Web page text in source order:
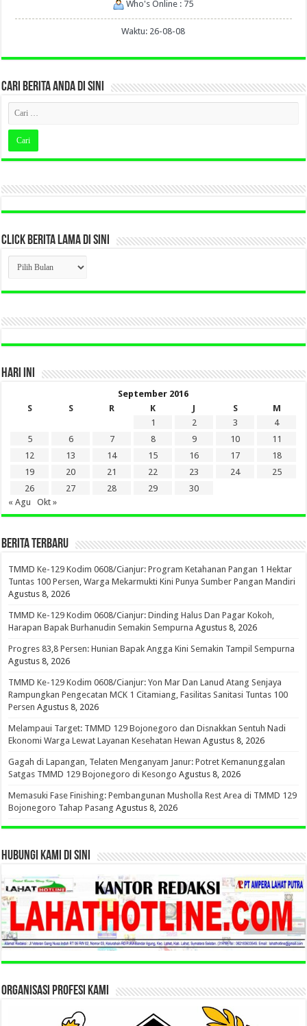
Who's Online : 75
Waktu: 26-08-08
CARI BERITA ANDA DI SINI
CLICK BERITA LAMA DI SINI
CLICK
BERITA
LAMA
DI
HARI INI
September 2016
S
S R K J S
M
1
2 3
4
5
6 7 8 9 10
11
12
13 14 15 16 17
18
19
20 21 22 23 24
25
26
27 28 29
30
« Agu
Okt »
BERITA TERBARU
TMMD Ke-129 Kodim 0608/Cianjur: Program Ketahanan Pangan 1 Hektar
Tuntas 100 Persen, Warga Mekarmukti Kini Punya Sumber Pangan Mandiri
Agustus 8, 2026
TMMD Ke-129 Kodim 0608/Cianjur: Dinding Halus Dan Pagar Kokoh,
Harapan Bapak Burhanudin Semakin Sempurna Agustus 8, 2026
Progres 83,8 Persen: Hunian Bapak Angga Kini Semakin Tampil Sempurna
Agustus 8, 2026
TMMD Ke-129 Kodim 0608/Cianjur: Yon Mar Dan Lanud Atang Senjaya
Rampungkan Pengecatan MCK 1 Citamiang, Fasilitas Sanitasi Tuntas 100
Persen Agustus 8, 2026
Melampaui Target: TMMD 129 Bojonegoro dan Disnakkan Sentuh Nadi
Ekonomi Warga Lewat Layanan Kesehatan Hewan Agustus 8, 2026
Gagah di Lapangan, Telaten Menganyam Janur: Potret Kemanunggalan
Satgas TMMD 129 Bojonegoro di Kesongo Agustus 8, 2026
Memasuki Fase Finishing: Pembangunan Musholla Rest Area di TMMD 129
Bojonegoro Tahap Pasang Agustus 8, 2026
HUBUNGI KAMI DI SINI
ORGANISASI PROFESI KAMI